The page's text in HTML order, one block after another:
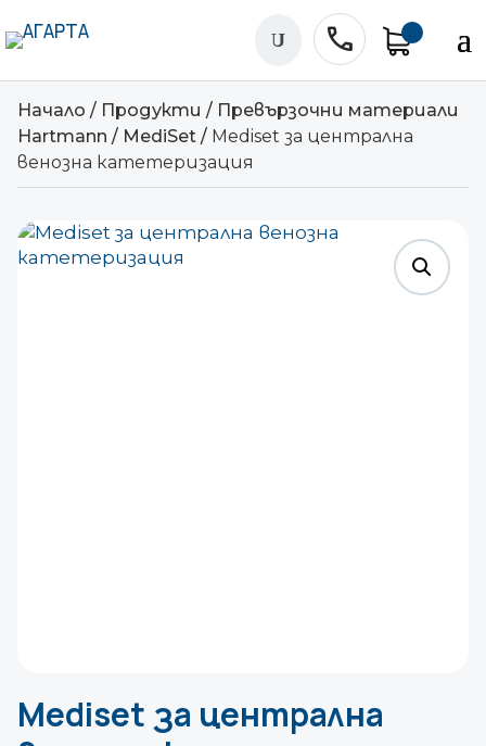
phone
U
Начало / Продукти / Превързочни материали
Hartmann / MediSet/ Mediset за централна
венозна катетеризация
Mediset за централна